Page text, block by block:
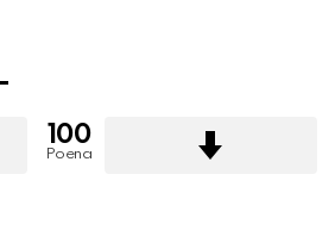
100
Poena